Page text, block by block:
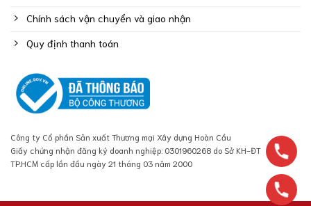
Chính sách vận chuyển và giao nhận
Quy định thanh toán
Công ty Cổ phần Sản xuất Thương mại Xây dựng Hoàn Cầu
Giấy chứng nhận đăng ký doanh nghiệp: 0301960268 do Sở KH-ĐT
TP.HCM cấp lần đầu ngày 21 tháng 03 năm 2000